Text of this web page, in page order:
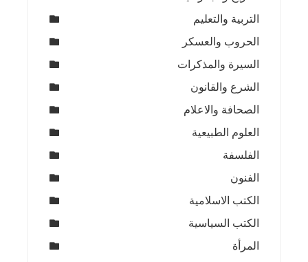
التربية والتعليم
الحروب والعسكر
السيرة والمذكرات
الشرع والقانون
الصحافة والاعلام
العلوم الطبيعية
الفلسفة
الفنون
الكتب الاسلامية
الكتب السياسية
المرأة